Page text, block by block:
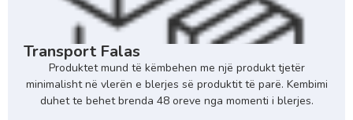
Transport Falas
Produktet mund të këmbehen me një produkt tjetër
minimalisht në vlerën e blerjes së produktit të parë. Kembimi
duhet te behet brenda 48 oreve nga momenti i blerjes.